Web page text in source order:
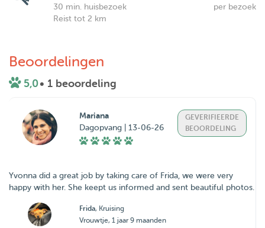
30 min. huisbezoek
per bezoek
Reist tot 2 km
Beoordelingen
5,0• 1 beoordeling
Mariana
Dagopvang | 13-06-26
GEVERIFIEERDE
BEOORDELING
Yvonna did a great job by taking care of Frida, we were very
happy with her. She keept us informed and sent beautiful photos.
Frida, Kruising
Vrouwtje, 1 jaar 9 maanden